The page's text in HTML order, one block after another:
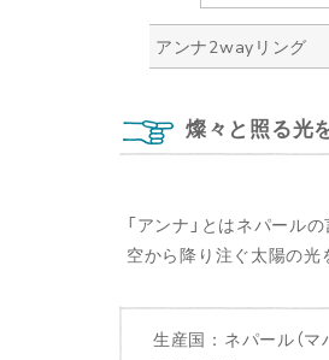
アンナ2wayリング
燦々と照る光
「アンナ」とはネパール
空から降り注ぐ太陽の光
生産国：ネパール（マ